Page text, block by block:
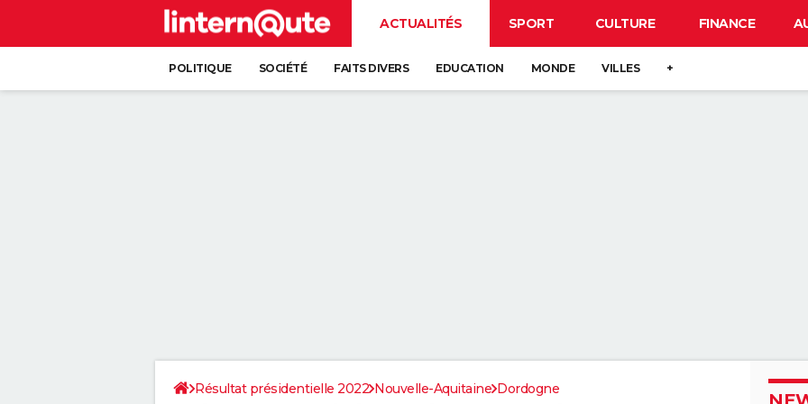
ACTUALITÉS SPORT CULTURE FINANCE
POLITIQUE SOCIÉTÉ FAITS DIVERS EDUCATION MONDE VILLES +
Résultat présidentielle 2022 Nouvelle-Aquitaine Dordogne